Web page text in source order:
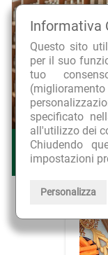
Informativa
Questo sito
per il suo
tuo
specificato
all'utilizzo dei
Chiudendo
impostazioni
Personalizza